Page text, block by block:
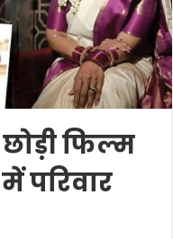
फिल्म
परिवार